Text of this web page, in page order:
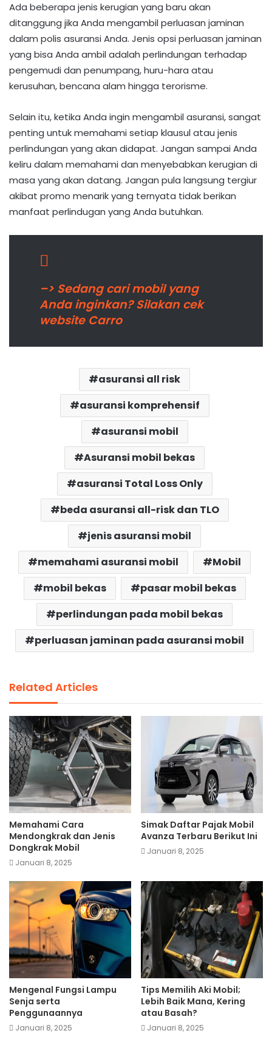
Ada beberapa jenis kerugian yang baru akan
ditanggung jika Anda mengambil perluasan jaminan
dalam polis asuransi Anda. Jenis opsi perluasan jaminan
yang bisa Anda ambil adalah perlindungan terhadap
pengemudi dan penumpang, huru-hara atau
kerusuhan, bencana alam hingga terorisme.
Selain itu, ketika Anda ingin mengambil asuransi, sangat
penting untuk memahami setiap klausul atau jenis
perlindungan yang akan didapat. Jangan sampai Anda
keliru dalam memahami dan menyebabkan kerugian di
masa yang akan datang. Jangan pula langsung tergiur
akibat promo menarik yang ternyata tidak berikan
manfaat perlindugan yang Anda butuhkan.
–> Sedang cari mobil yang
Anda inginkan? Silakan cek
website Carro
asuransi all risk
asuransi komprehensif
asuransi mobil
Asuransi mobil bekas
asuransi Total Loss Only
beda asuransi all-risk dan TLO
jenis asuransi mobil
memahami asuransi mobil
Mobil
mobil bekas
pasar mobil bekas
perlindungan pada mobil bekas
perluasan jaminan pada asuransi mobil
Related Articles
Memahami Cara
Mendongkrak dan Jenis
Dongkrak Mobil
Januari 8, 2025
Simak Daftar Pajak Mobil
Avanza Terbaru Berikut Ini
Januari 8, 2025
Mengenal Fungsi Lampu
Senja serta
Penggunaannya
Januari 8, 2025
Tips Memilih Aki Mobil;
Lebih Baik Mana, Kering
atau Basah?
Januari 8, 2025